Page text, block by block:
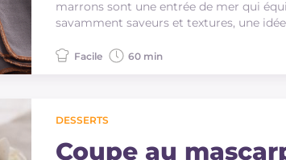
marrons sont une entrée de mer qui
savamment saveurs et textures, une
Facile 60 min
DESSERTS
Coupe au